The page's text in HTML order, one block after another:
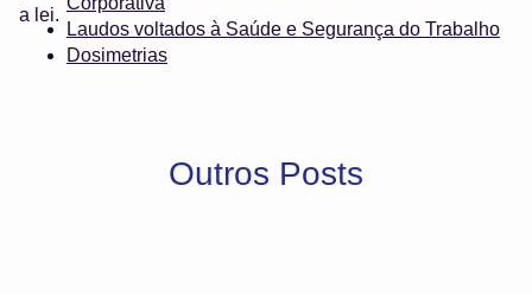
Laudos voltados à Saúde e Segurança do Trabalho
Dosimetrias
a lei.
Outros Posts